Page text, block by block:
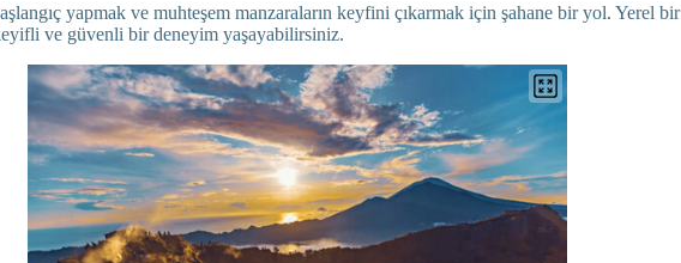
yapmak ve muhteşem manzaraların keyfini çıkarmak için şahane bir yol. Yerel bir
ve güvenli bir deneyim yaşayabilirsiniz.